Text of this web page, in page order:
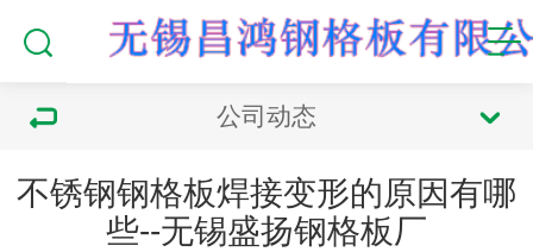
公司动态
不锈钢钢格板焊接变形的原因有哪
些--无锡盛扬钢格板厂